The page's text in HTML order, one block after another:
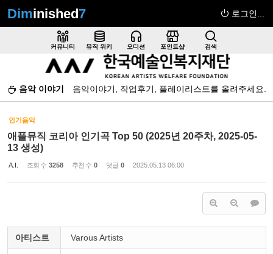
Diminished7 로그인...
커뮤니티 뮤직 위키 오디션 포인트샵 검색
음악 이야기 음악이야기, 작업후기, 플레이리스트를 올려주세요.
인기음악
애플뮤직 코리아 인기곡 Top 50 (2025년 20주차, 2025-05-
13 생성)
A.I. 조회 수 3258 추천 수 0 댓글 0 2025.05.13 06:00
아티스트 Varous Artists
Sketchbook5, 스케치북5
Sketchbook5, 스케치북5